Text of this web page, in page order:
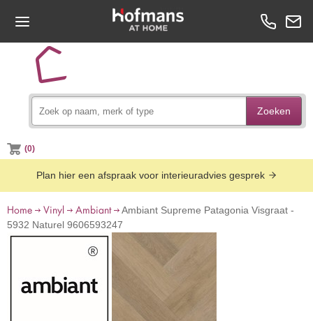
Zoeken
(0)
Plan hier een afspraak voor interieuradvies gesprek
Home Vinyl Ambiant
Ambiant Supreme Patagonia Visgraat -
5932 Naturel 9606593247